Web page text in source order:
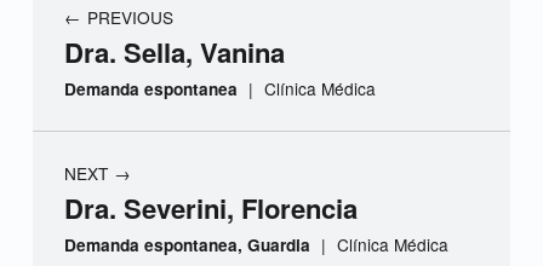
e
PREVIOUS
Dra. Sella, Vanina
Demanda espontanea | Clínica Médica
NEXT
Dra. Severini, Florencia
Demanda espontanea, Guardia | Clínica Médica